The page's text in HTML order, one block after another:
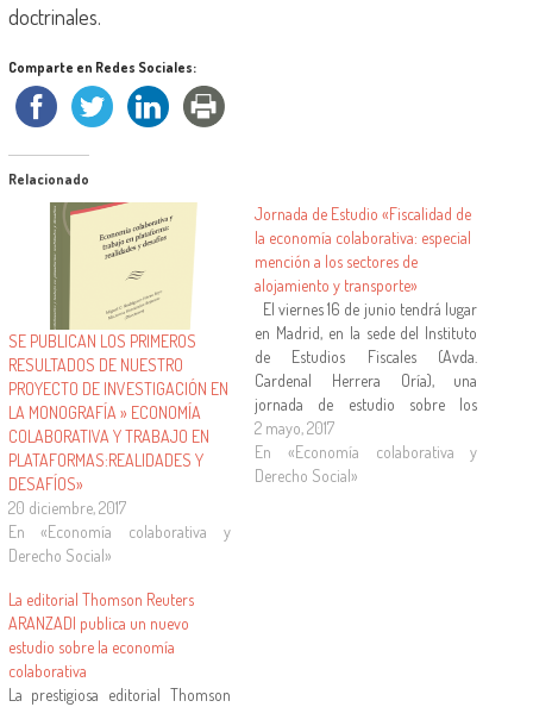
doctrinales.
Comparte en Redes Sociales:
Relacionado
SE PUBLICAN LOS PRIMEROS
RESULTADOS DE NUESTRO
PROYECTO DE INVESTIGACIÓN EN
LA MONOGRAFÍA » ECONOMÍA
COLABORATIVA Y TRABAJO EN
PLATAFORMAS:REALIDADES Y
DESAFÍOS»
20 diciembre, 2017
En «Economía colaborativa y
Derecho Social»
Jornada de Estudio «Fiscalidad de
la economía colaborativa: especial
mención a los sectores de
alojamiento y transporte»
El viernes 16 de junio tendrá lugar
en Madrid, en la sede del Instituto
de Estudios Fiscales (Avda.
Cardenal Herrera Oría), una
jornada de estudio sobre los
aspectos fiscales de la economía
colaborativa titulada "Fiscalidad de
la economía colaborativa: especial
2 mayo, 2017
En «Economía colaborativa y
Derecho Social»
La editorial Thomson Reuters
ARANZADI publica un nuevo
estudio sobre la economía
colaborativa
La prestigiosa editorial Thomson